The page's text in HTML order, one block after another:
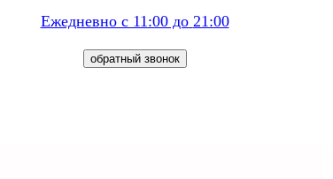
Ежедневно с 11:00 до 21:00
обратный звонок